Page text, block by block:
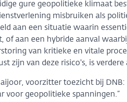
gure geopolitieke klimaat
misbruiken als
aan een situatie waarin
of aan een hybride aanval
van kritieke en vitale
zijn van deze risico's, is
voorzitter toezicht bij
voor geopolitieke spanningen.”